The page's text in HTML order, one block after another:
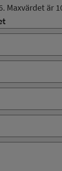
. Maxvärdet är